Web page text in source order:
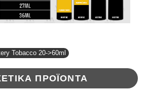
Tobacco 20->60ml
ΠΡΟΪΌΝΤΑ